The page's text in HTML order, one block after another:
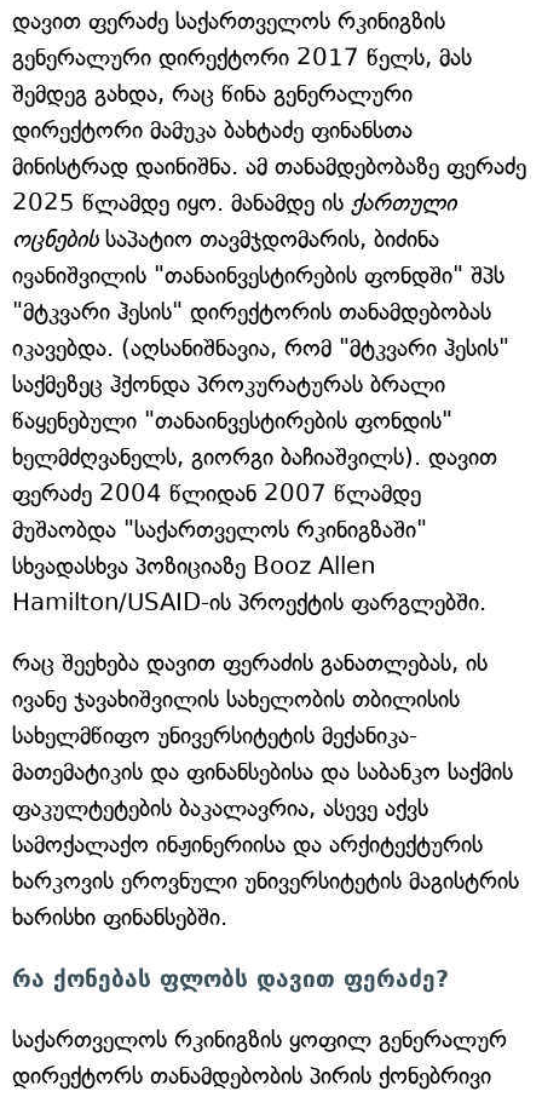
დავით ფერაძე საქართველოს რკინიგზის
გენერალური დირექტორი 2017 წელს, მას
შემდეგ გახდა, რაც წინა გენერალური
დირექტორი მამუკა ბახტაძე ფინანსთა
მინისტრად დაინიშნა. ამ თანამდებობაზე ფერაძე
2025 წლამდე იყო. მანამდე ის ქართული
ოცნებისსაპატიო თავმჯდომარის, ბიძინა
ივანიშვილის "თანაინვესტირების ფონდში" შპს
"მტკვარი ჰესის" დირექტორის თანამდებობას
იკავებდა. (აღსანიშნავია, რომ "მტკვარი ჰესის"
საქმეზეც ჰქონდა პროკურატურას ბრალი
წაყენებული "თანაინვესტირების ფონდის"
ხელმძღვანელს, გიორგი ბაჩიაშვილს). დავით
ფერაძე 2004 წლიდან 2007 წლამდე
მუშაობდა "საქართველოს რკინიგზაში"
სხვადასხვა პოზიციაზე Booz Allen
Hamilton/USAID-ის პროექტის ფარგლებში.
რაც შეეხება დავით ფერაძის განათლებას, ის
ივანე ჯავახიშვილის სახელობის თბილისის
სახელმწიფო უნივერსიტეტის მექანიკა-
მათემატიკის და ფინანსებისა და საბანკო საქმის
ფაკულტეტების ბაკალავრია, ასევე აქვს
სამოქალაქო ინჟინერიისა და არქიტექტურის
ხარკოვის ეროვნული უნივერსიტეტის მაგისტრის
ხარისხი ფინანსებში.
რა ქონებას ფლობს დავით ფერაძე?
საქართველოს რკინიგზის ყოფილ გენერალურ
დირექტორს თანამდებობის პირის ქონებრივი